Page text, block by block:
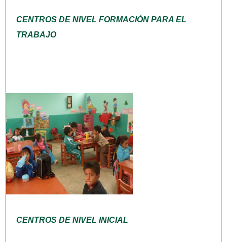
CENTROS DE NIVEL FORMACIÓN PARA EL
TRABAJO
CENTROS DE NIVEL INICIAL